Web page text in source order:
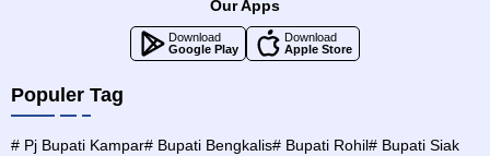
Our Apps
Download
Google Play
Download
Apple Store
Populer Tag
# Pj Bupati Kampar# Bupati Bengkalis# Bupati Rohil# Bupati Siak